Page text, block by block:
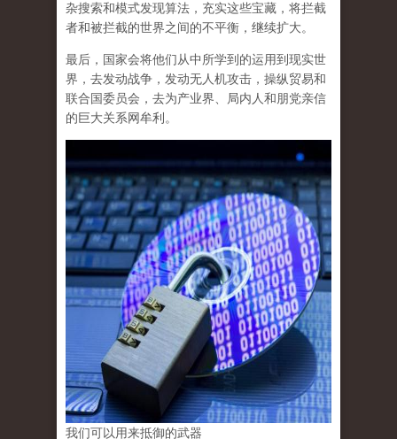
杂搜索和模式发现算法，充实这些宝藏，将拦截
者和被拦截的世界之间的不平衡，继续扩大。
最后， 国家会将他们从中所学到的运用到现实世
界，去发动战争，发动无人机攻击，操纵贸易和
联合国委员会，去为产业界、局内人和朋党亲信
的巨大关系网牟利。
我们可以用来抵御的武器